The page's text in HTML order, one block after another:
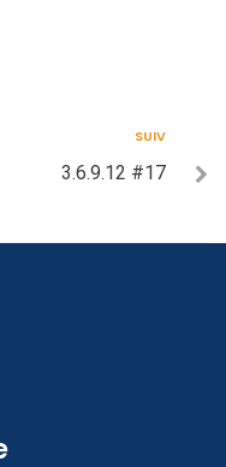
SUIV
3.6.9.12 #17